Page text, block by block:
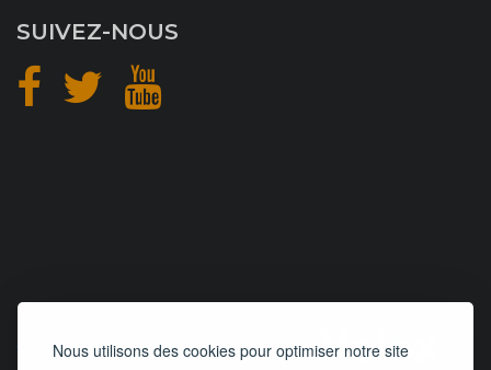
Nous utilisons des cookies pour optimiser notre site
SUIVEZ-NOUS
CONCEPTIONetHÉBERGEMENT